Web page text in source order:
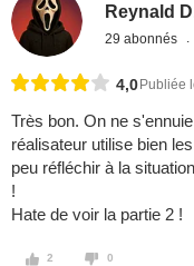
Reynald
29 abonnés
4,0 Publiée
Très bon. On ne
réalisateur utilise bien
peu réfléchir à la
!
Hate de voir la partie 2 !
2 0